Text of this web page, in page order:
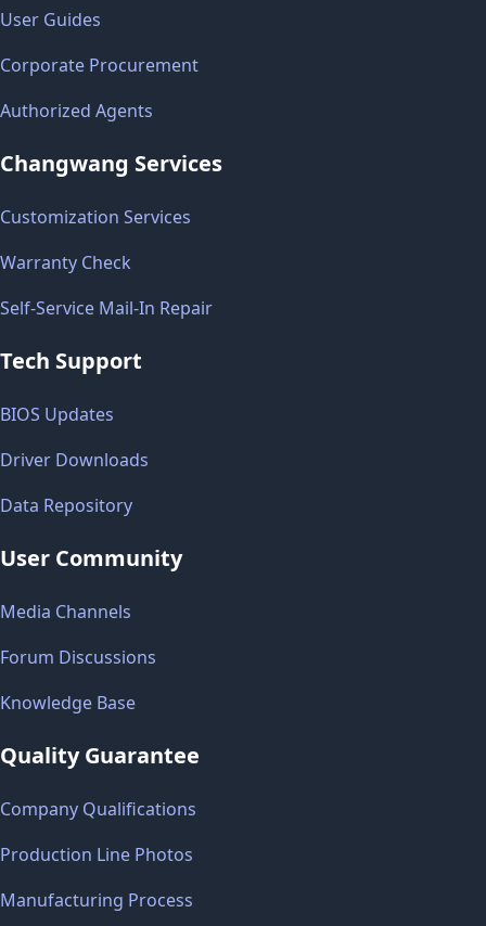
User Guides
Corporate Procurement
Authorized Agents
Changwang Services
Customization Services
Warranty Check
Self-Service Mail-In Repair
Tech Support
BIOS Updates
Driver Downloads
Data Repository
User Community
Media Channels
Forum Discussions
Knowledge Base
Quality Guarantee
Company Qualifications
Production Line Photos
Manufacturing Process